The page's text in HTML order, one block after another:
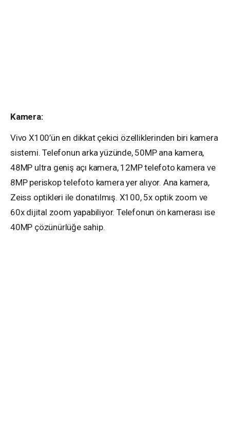
Kamera:
Vivo X100’ün en dikkat çekici özelliklerinden biri kamera
sistemi. Telefonun arka yüzünde, 50MP ana kamera,
48MP ultra geniş açı kamera, 12MP telefoto kamera ve
8MP periskop telefoto kamera yer alıyor. Ana kamera,
Zeiss optikleri ile donatılmış. X100, 5x optik zoom ve
60x dijital zoom yapabiliyor. Telefonun ön kamerası ise
40MP çözünürlüğe sahip.